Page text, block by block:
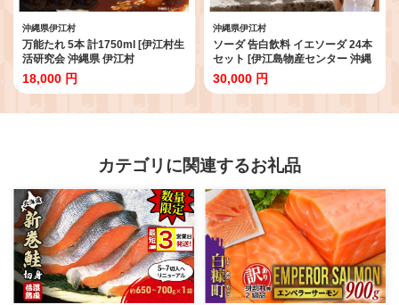
沖縄県伊江村
万能たれ 5本 計1750ml [伊江村生
活研究会 沖縄県 伊江村
ie47bde300000] ニンニク ショウ
ガ 味付け 肉料理 コク お取り寄せ
18,000 円
沖縄県伊江村
ソーダ 告白飲料 イエソーダ 24本
セット [伊江島物産センター 沖縄
県 伊江村 ie47bde210012] 炭酸
シュワシュワ 清涼飲料 クラフト
30,000 円
カテゴリに関連するお礼品